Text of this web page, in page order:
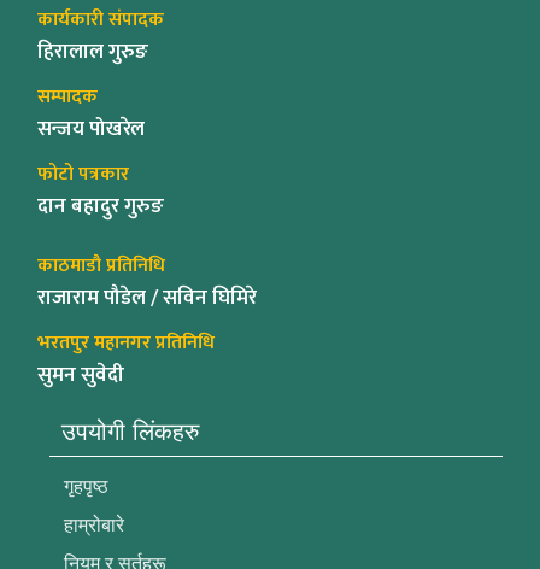
कार्यकारी संपादक
हिरालाल गुरुङ
सम्पादक
सन्जय पोखरेल
फोटो पत्रकार
दान बहादुर गुरुङ
काठमाडौ प्रतिनिधि
राजाराम पौडेल / सविन घिमिरे
भरतपुर महानगर प्रतिनिधि
सुमन सुवेदी
उपयोगी लिंकहरु
गृहपृष्ठ
हाम्रोबारे
नियम र सर्तहरू